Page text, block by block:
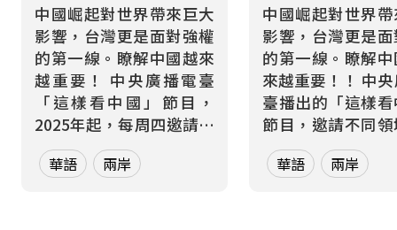
中國崛起對世界帶來巨大
影響，台灣更是面對強權
的第一線。瞭解中國越來
越重要！ 中央廣播電臺
「這樣看中國」節目，
2025年起，每周四邀請東
海大學政治系教授林子
立，解析中國的外交與對
華語 兩岸
中國崛起對世界
影響，台灣更是
的第一線。瞭解
來越重要！！ 中央廣播電
臺播出的「這樣
節目，邀請不同
者、專家，帶您
兩岸、財經等多
華語 兩岸